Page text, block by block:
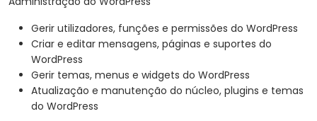
Gerir utilizadores, funções e permissões do WordPress
Criar e editar mensagens, páginas e suportes do
WordPress
Gerir temas, menus e widgets do WordPress
Atualização e manutenção do núcleo, plugins e temas
do WordPress